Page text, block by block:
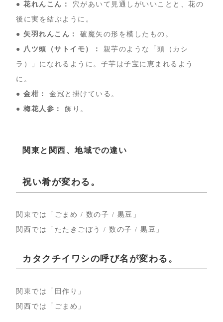
● 花れんこん：
穴があいて見通しがいいことと、花の
後に実を結ぶように。
● 矢羽れんこん：
破魔矢の形を模したもの。
● 八ツ頭（サトイモ）：
親芋のような「頭（カシ
ラ）」になれるように。子芋は子宝に恵まれるよう
に。
● 金柑：
金冠と掛けている。
● 梅花人参：
飾り。
関東と関西、地域での違い
祝い肴が変わる。
関東では「ごまめ / 数の子 / 黒豆」
関西では「たたきごぼう / 数の子 / 黒豆」
カタクチイワシの呼び名が変わる。
関東では「田作り」
関西では「ごまめ」